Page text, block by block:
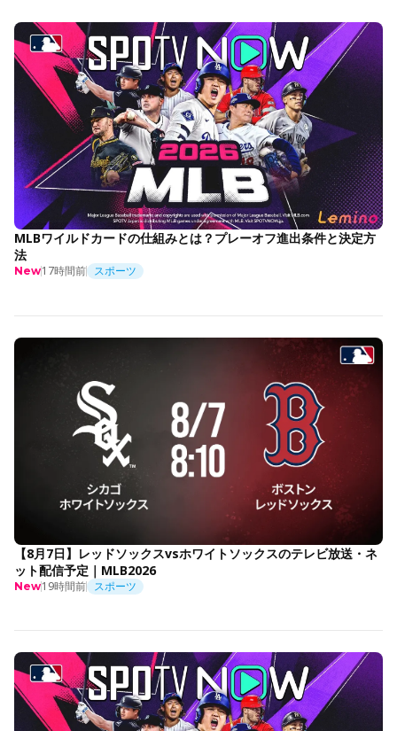
MLBワイルドカードの仕組みとは？プレーオフ進出条件と決定方
法
New17時間前 スポーツ
【8月7日】レッドソックスvsホワイトソックスのテレビ放送・ネ
ット配信予定｜MLB2026
New19時間前 スポーツ